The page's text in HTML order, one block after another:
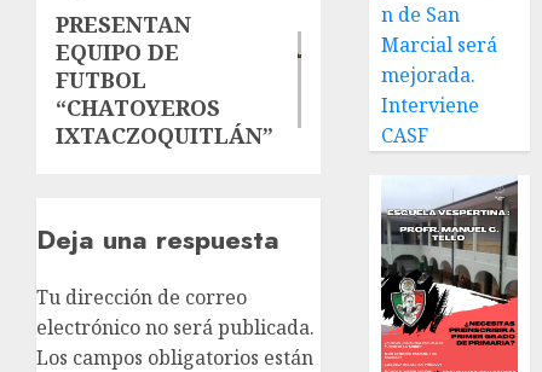
Siguiente
entrada:
PRESENTAN
EQUIPO DE
FUTBOL
“CHATOYEROS
IXTACZOQUITLÁN”
Deja una respuesta
Tu dirección de correo
electrónico no será publicada.
Los campos obligatorios están
n de San
Marcial será
mejorada.
Interviene
CASF